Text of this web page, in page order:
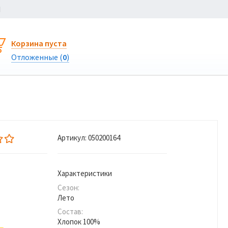
Корзина пуста
Отложенные (0)
Артикул: 050200164
Характеристики
Сезон:
Лето
Состав:
Хлопок 100%